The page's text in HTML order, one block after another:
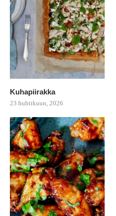
Kuhapiirakka
23 huhtikuun, 2026